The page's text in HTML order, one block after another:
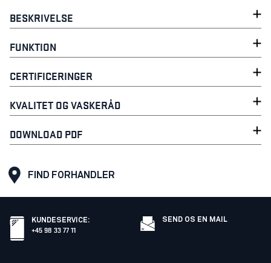
BESKRIVELSE
FUNKTION
CERTIFICERINGER
KVALITET OG VASKERÅD
DOWNLOAD PDF
FIND FORHANDLER
KUNDESERVICE:
+45 98 33 77 11
SEND OS EN MAIL